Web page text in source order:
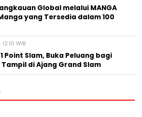
Global melalui MANGA
yang Tersedia dalam 100
WIB
Point Slam, Buka Peluang bagi
di Ajang Grand Slam